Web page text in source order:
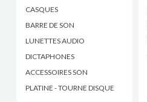
CASQUES
BARRE DE SON
LUNETTES AUDIO
DICTAPHONES
ACCESSOIRES SON
PLATINE - TOURNE DISQUE